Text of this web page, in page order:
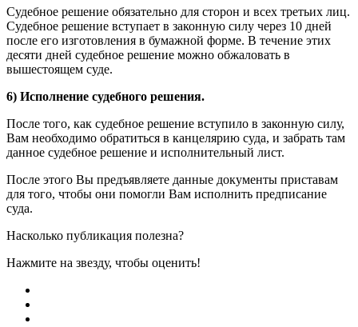
Судебное решение обязательно для сторон и всех третьих лиц.
Судебное решение вступает в законную силу через 10 дней
после его изготовления в бумажной форме. В течение этих
десяти дней судебное решение можно обжаловать в
вышестоящем суде.
6) Исполнение судебного решения.
После того, как судебное решение вступило в законную силу,
Вам необходимо обратиться в канцелярию суда, и забрать там
данное судебное решение и исполнительный лист.
После этого Вы предъявляете данные документы приставам
для того, чтобы они помогли Вам исполнить предписание
суда.
Насколько публикация полезна?
Нажмите на звезду, чтобы оценить!